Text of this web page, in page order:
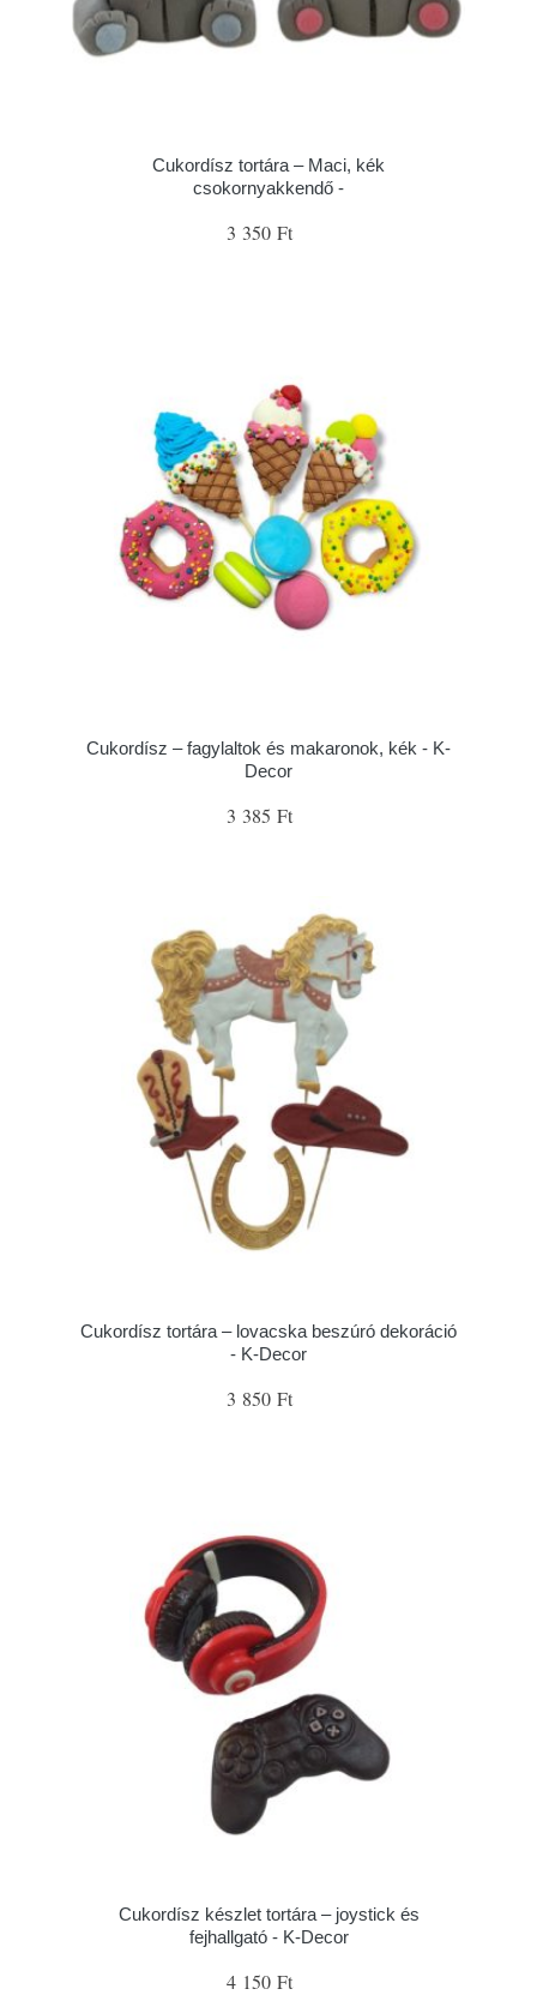
Cukordísz tortára – Maci, kék
csokornyakkendő -
3 350 Ft
Cukordísz – fagylaltok és makaronok, kék - K-
Decor
3 385 Ft
Cukordísz tortára – lovacska beszúró dekoráció
- K-Decor
3 850 Ft
Cukordísz készlet tortára – joystick és
fejhallgató - K-Decor
4 150 Ft